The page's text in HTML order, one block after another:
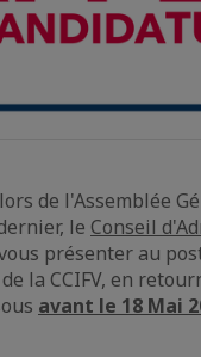
de l'Assemblée
le Conseil
présenter au
la CCIFV, en
avant le 18 Mai